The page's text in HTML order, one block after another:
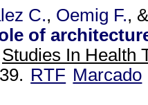
C., Oemig F.,
of
Studies In Health
39. RTF Marcado